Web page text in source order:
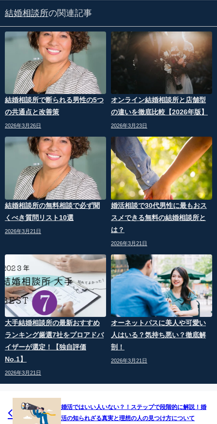
結婚相談所の関連記事
結婚相談所で断られる男性の5つ
の共通点と改善策
2026年3月26日
オンライン結婚相談所と店舗型
の違いを徹底比較【2026年版】
2026年3月23日
結婚相談所の無料相談で必ず聞
くべき質問リスト10選
2026年3月21日
婚活相談で30代男性に最もおス
スメできる無料の結婚相談所と
は？
2026年3月21日
大手結婚相談所の最新おすすめ
ランキング厳選7社をプロアドバ
イザーが選定！【独自評価
No.1】
2026年3月21日
オーネットパスに美人や可愛い
人はいる？気持ち悪い？徹底解
剖！
2026年3月21日
婚活ではいい人いない？！ステップで段階的に解説！婚
活の知られざる真実と理想の人の見つけ方について